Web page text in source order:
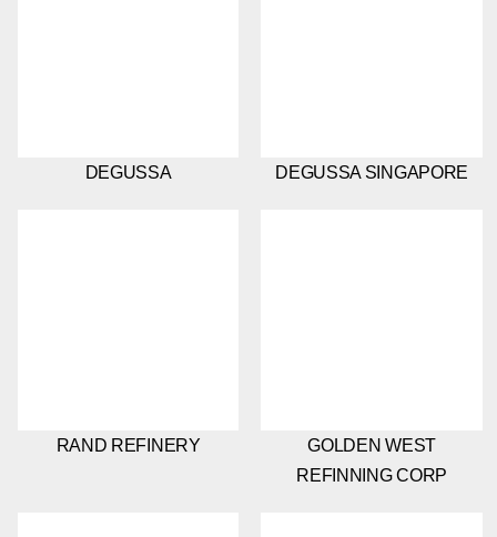
DEGUSSA DEGUSSA SINGAPORE
RAND REFINERY
GOLDEN WEST
REFINNING CORP